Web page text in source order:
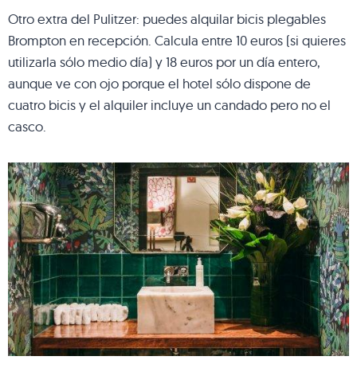
Otro extra del Pulitzer: puedes alquilar bicis plegables
Brompton en recepción. Calcula entre 10 euros (si quieres
utilizarla sólo medio día) y 18 euros por un día entero,
aunque ve con ojo porque el hotel sólo dispone de
cuatro bicis y el alquiler incluye un candado pero no el
casco.